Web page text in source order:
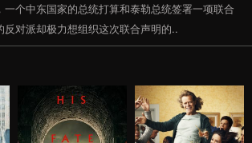
个中东国家的总统打算和泰勒总统签署一项联合
对派却极力想组织这次联合声明的..